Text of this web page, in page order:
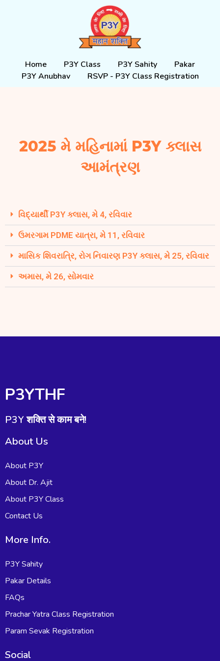
Home P3Y Class P3Y Sahity
Pakar
P3Y Anubhav
RSVP - P3Y Class Registration
2025 મે મહિનામાં P3Y ક્લાસ
આમંત્રણ
વિદ્યાર્થી P3Y ક્લાસ, મે 4, રવિવાર
ઉમરગામ PDME યાત્રા, મે 11, રવિવાર
માસિક શિવરાત્રિ, રોગ નિવારણ P3Y ક્લાસ, મે 25, રવિવાર
અમાસ, મે 26, સોમવાર
P3YTHF
P3Y शक्ति से काम बने!
About Us
About P3Y
About Dr. Ajit
About P3Y Class
Contact Us
More Info.
P3Y Sahity
Pakar Details
FAQs
Prachar Yatra Class Registration
Param Sevak Registration
Social